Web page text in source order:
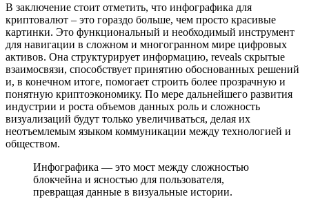
В заключение стоит отметить, что инфографика для
криптовалют – это гораздо больше, чем просто красивые
картинки. Это функциональный и необходимый инструмент
для навигации в сложном и многогранном мире цифровых
активов. Она структурирует информацию, reveals скрытые
взаимосвязи, способствует принятию обоснованных решений
и, в конечном итоге, помогает строить более прозрачную и
понятную криптоэкономику. По мере дальнейшего развития
индустрии и роста объемов данных роль и сложность
визуализаций будут только увеличиваться, делая их
неотъемлемым языком коммуникации между технологией и
обществом.
Инфографика — это мост между сложностью
блокчейна и ясностью для пользователя,
превращая данные в визуальные истории.